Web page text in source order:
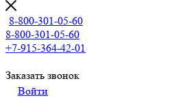
8-800-301-05-60
8-800-301-05-60
+7-915-364-42-01
Заказать звонок
Войти